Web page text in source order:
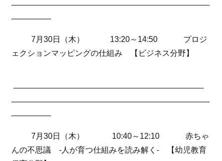
—————————————————————————
—————
7月30日（木） 13:20～14:50 プロジ
ェクションマッピングの仕組み 【ビジネス分野】
————————————————————————
—————————————————————————
—————
7月30日（木） 10:40～12:10 赤ちゃ
んの不思議 -人が育つ仕組みを読み解く- 【幼児教育